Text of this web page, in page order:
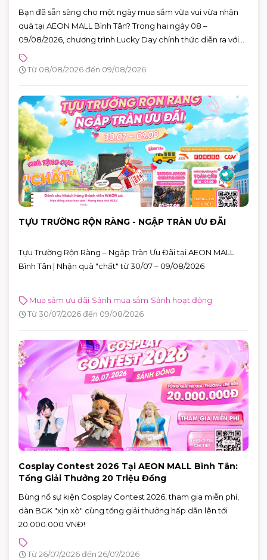
Bạn đã sẵn sàng cho một ngày mua sắm vừa vui vừa nhận
quà tại AEON MALL Bình Tân? Trong hai ngày 08 –
09/08/2026, chương trình Lucky Day chính thức diễn ra với
hàng loạt phần quà hấp dẫn dành cho khách hàng có hóa
đơn từ 880.000 VNĐ.
Từ 08/08/2026 đến 09/08/2026
TỰU TRƯỜNG RỘN RÀNG - NGẬP TRÀN ƯU ĐÃI
Tựu Trường Rộn Ràng – Ngập Tràn Ưu Đãi tại AEON MALL
Bình Tân | Nhận quà "chất" từ 30/07 – 09/08/2026
Mua sắm ưu đãi Sảnh mua sắm Sảnh hoạt động
Từ 30/07/2026 đến 09/08/2026
Cosplay Contest 2026 Tại AEON MALL Bình Tân:
Tổng Giải Thưởng 20 Triệu Đồng
Bùng nổ sự kiện Cosplay Contest 2026, tham gia miễn phí,
dàn BGK "xịn xò" cùng tổng giải thưởng hấp dẫn lên tới
20.000.000 VNĐ!
Từ 26/07/2026 đến 26/07/2026